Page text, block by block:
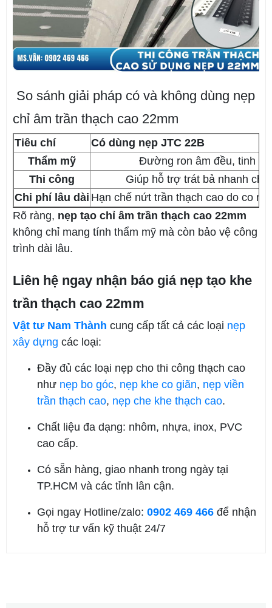
So sánh giải pháp có và không dùng nẹp
chỉ âm trần thạch cao 22mm
Tiêu chí
Có dùng nẹp JTC 22B
Thẩm mỹ
Đường ron âm đều, tinh tế
Thi công
Giúp hỗ trợ trát bả nhanh
Chi phí lâu dài Hạn chế nứt trần thạch cao do co
Rõ ràng, nẹp tạo chỉ âm trần thạch cao 22mm
không chỉ mang tính thẩm mỹ mà còn bảo vệ công
trình dài lâu.
Liên hệ ngay nhận báo giá nẹp tạo khe
trần thạch cao 22mm
Vật tư Nam Thành cung cấp tất cả các loại nẹp
xây dựng các loại:
Đầy đủ các loại nẹp cho thi công thạch cao
như nẹp bo góc, nẹp khe co giãn, nẹp viền
trần thạch cao, nẹp che khe thạch cao.
Chất liệu đa dạng: nhôm, nhựa, inox, PVC
cao cấp.
Có sẵn hàng, giao nhanh trong ngày tại
TP.HCM và các tỉnh lân cận.
Gọi ngay Hotline/zalo: 0902 469 466 để nhận
hỗ trợ tư vấn kỹ thuật 24/7